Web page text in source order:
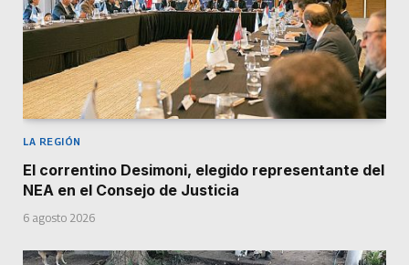
LA REGIÓN
El correntino Desimoni, elegido representante del
NEA en el Consejo de Justicia
6 agosto 2026